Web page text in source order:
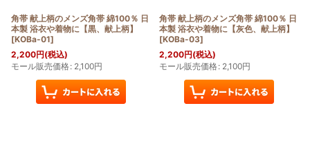
角帯 献上柄のメンズ角帯 綿100％ 日
本製 浴衣や着物に【黒、献上柄】
[KOBa-01]
2,200円(税込)
モール販売価格: 2,100円
角帯 献上柄のメンズ角帯 綿100％ 日
本製 浴衣や着物に【灰色、献上柄】
[KOBa-03]
2,200円(税込)
モール販売価格: 2,100円